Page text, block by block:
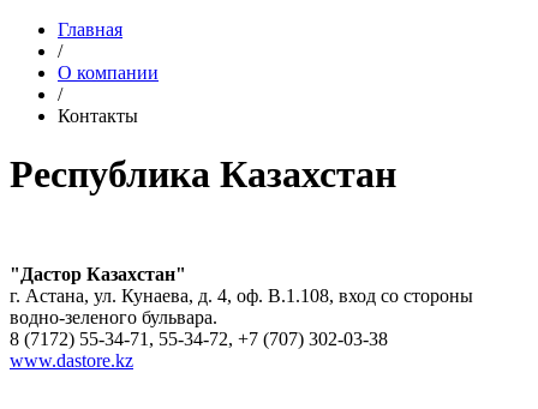
Главная
/
О компании
/
Контакты
Республика Казахстан
"Дастор Казахстан"
г. Астана, ул. Кунаева, д. 4, оф. В.1.108, вход со стороны
водно-зеленого бульвара.
8 (7172) 55-34-71, 55-34-72, +7 (707) 302-03-38
www.dastore.kz